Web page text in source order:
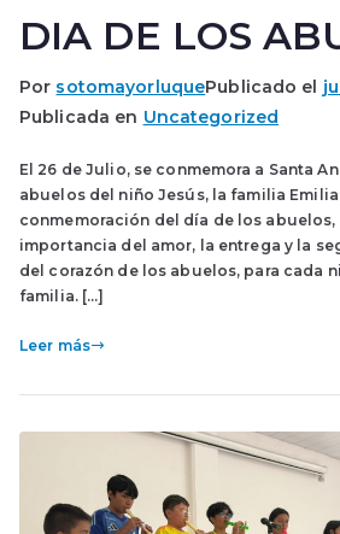
DIA DE LOS
Por sotomayorluquePublicado el
Publicada en Uncategorized
El 26 de Julio, se conmemora a Santa
abuelos del niño Jesús, la familia
conmemoración del día de los abuelos,
importancia del amor, la entrega y la
del corazón de los abuelos, para cada
familia. […]
Leer más